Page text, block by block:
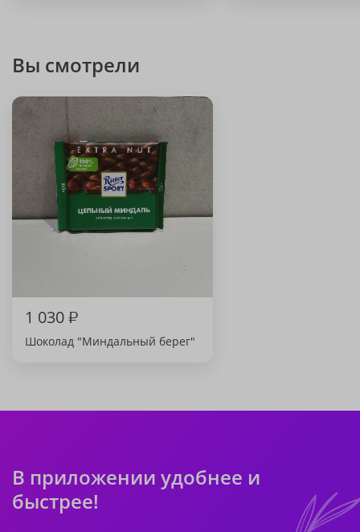
Вы смотрели
1 030₽
Шоколад "Миндальный берег"
В приложении удобнее и
быстрее!